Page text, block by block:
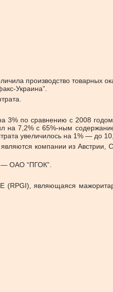
производство
Украина”.
на 3% по сравнению с 2008
на 7,2% с 65%-ным
увеличилось на 1% — до
компании из Австрии,
— ОАО “ПГОК”.
(RPGI), являющаяся